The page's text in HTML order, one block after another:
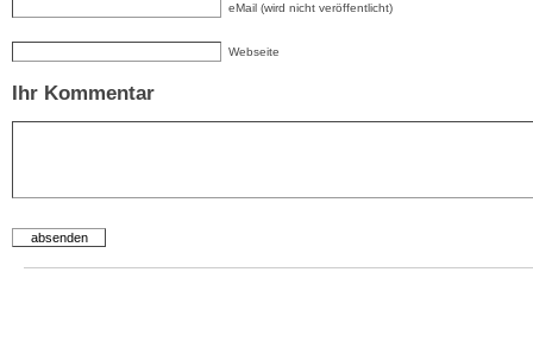
eMail (wird nicht veröffentlicht)
Webseite
Ihr Kommentar